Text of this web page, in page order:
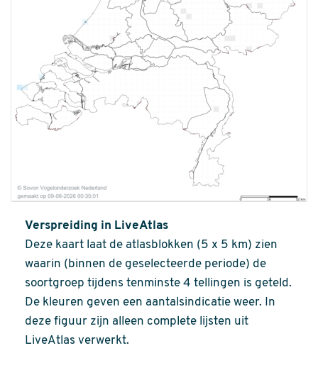
Verspreiding in LiveAtlas
Deze kaart laat de atlasblokken (5 x 5 km) zien
waarin (binnen de geselecteerde periode) de
soortgroep tijdens tenminste 4 tellingen is geteld.
De kleuren geven een aantalsindicatie weer. In
deze figuur zijn alleen complete lijsten uit
LiveAtlas verwerkt.